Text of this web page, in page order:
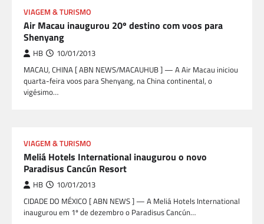
VIAGEM & TURISMO
Air Macau inaugurou 20º destino com voos para
Shenyang
HB 10/01/2013
MACAU, CHINA [ ABN NEWS/MACAUHUB ] — A Air Macau iniciou
quarta-feira voos para Shenyang, na China continental, o
vigésimo…
VIAGEM & TURISMO
Meliá Hotels International inaugurou o novo
Paradisus Cancún Resort
HB 10/01/2013
CIDADE DO MÉXICO [ ABN NEWS ] — A Meliá Hotels International
inaugurou em 1º de dezembro o Paradisus Cancún…